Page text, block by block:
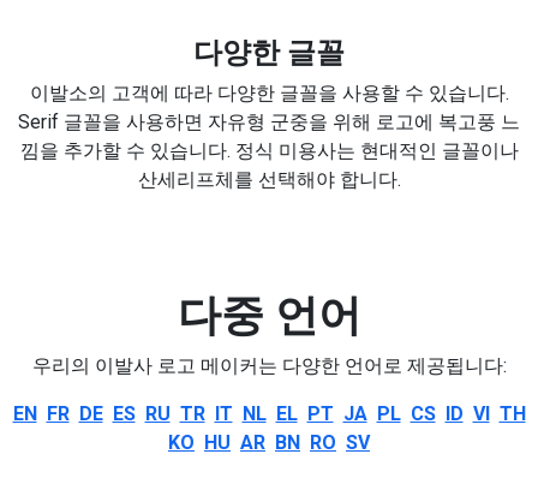
다양한 글꼴
이발소의 고객에 따라 다양한 글꼴을 사용할 수 있습니다.
Serif 글꼴을 사용하면 자유형 군중을 위해 로고에 복고풍 느
낌을 추가할 수 있습니다. 정식 미용사는 현대적인 글꼴이나
산세리프체를 선택해야 합니다.
다중 언어
우리의 이발사 로고 메이커는 다양한 언어로 제공됩니다:
EN FR DE ES RU TR IT NL EL PT JA PL CS ID VI TH
KO HU AR BN RO SV